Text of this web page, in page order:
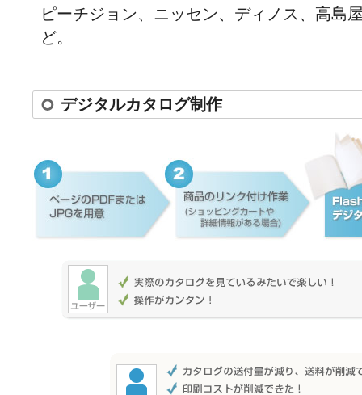
ピーチジョン、ニッセン、ディノス、高
ど。
デジタルカタログ制作